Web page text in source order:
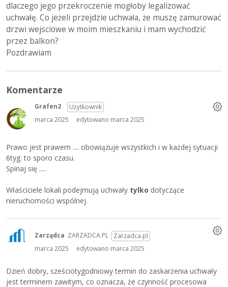
dlaczego jego przekroczenie mogłoby legalizować
uchwałę. Co jeżeli przejdzie uchwała, że muszę zamurować
drzwi wejsciowe w moim mieszkaniu i mam wychodzić
przez balkon?
Pozdrawiam
Komentarze
Grafen2
Użytkownik
marca 2025
edytowano marca 2025
Prawo jest prawem .... obowiązuje wszystkich i w każdej sytuacji
6tyg. to sporo czasu.
Spinaj się .....
Właściciele lokali podejmują uchwały tylko dotyczące
nieruchomości wspólnej.
Zarządca Zarzadca.pl
ZARZADCA.PL
marca 2025
edytowano marca 2025
Dzień dobry, sześciotygodniowy termin do zaskarżenia uchwały
jest terminem zawitym, co oznacza, że czynność procesowa